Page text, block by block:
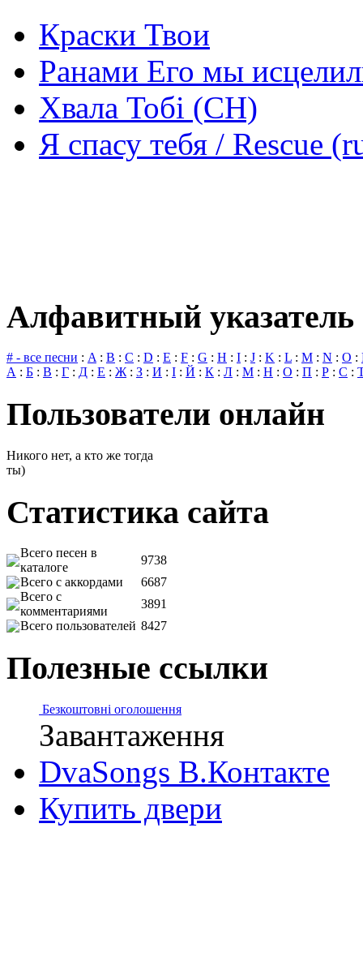
Краски Твои
Ранами Его мы
Хвала Тобі (СН)
Я спасу тебя / Rescue
Алфавитный указатель
# - все песни : A: B : C : D : E : F : G : H : I : J : K : L : M : N : O :
А : Б : В : Г : Д : Е : Ж: З : И : І : Й : К : Л : М : Н : О : П : Р : С :
Пользователи онлайн
Никого нет, а кто же тогда
ты)
Статистика сайта
Всего песен в
каталоге
9738
Всего с аккордами
6687
Всего с
комментариями
3891
Всего пользователей 8427
Полезные ссылки
Безкоштовні оголошення
Завантаження
DvaSongs В.Контакте
Купить двери